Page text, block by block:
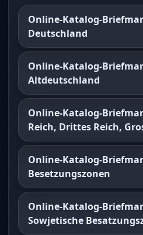
Online-Katalog-
Deutschland
Online-Katalog-
Altdeutschland
Online-Katalog-
Reich, Drittes Reich,
Online-Katalog-
Besetzungszonen
Online-Katalog-
Sowjetische